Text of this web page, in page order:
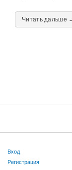
Читать дальше
Вход
Регистрация